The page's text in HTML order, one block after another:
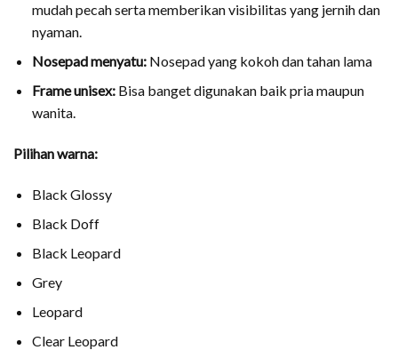
mudah pecah serta memberikan visibilitas yang jernih dan
nyaman.
Nosepad menyatu:Nosepad yang kokoh dan tahan lama
Frame unisex:Bisa banget digunakan baik pria maupun
wanita.
Pilihan warna:
Black Glossy
Black Doff
Black Leopard
Grey
Leopard
Clear Leopard